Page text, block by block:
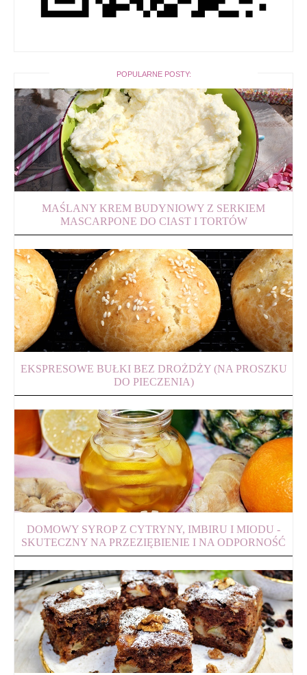
POPULARNE POSTY:
MAŚLANY KREM BUDYNIOWY Z SERKIEM
MASCARPONE DO CIAST I TORTÓW
EKSPRESOWE BUŁKI BEZ DROŻDŻY (NA PROSZKU
DO PIECZENIA)
DOMOWY SYROP Z CYTRYNY, IMBIRU I MIODU -
SKUTECZNY NA PRZEZIĘBIENIE I NA ODPORNOŚĆ